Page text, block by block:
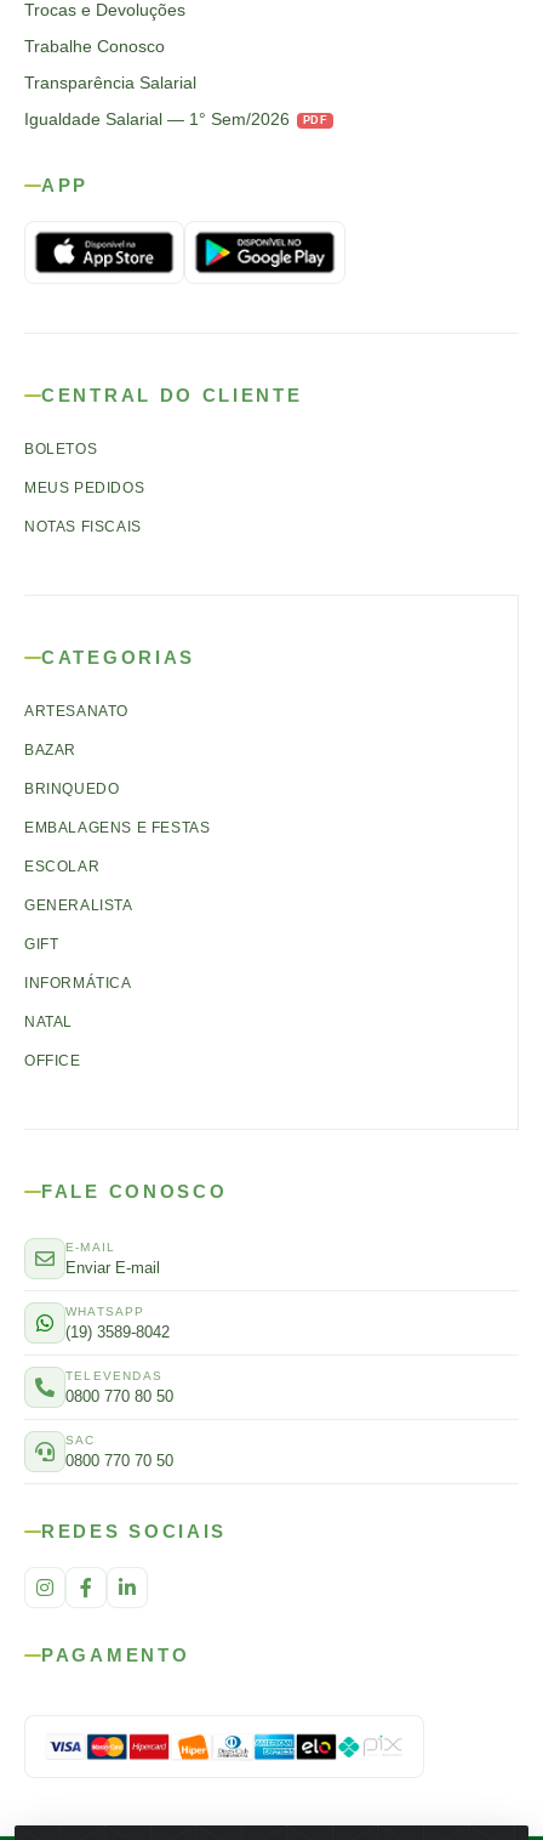
Trocas e Devoluções
Trabalhe Conosco
Transparência Salarial
Igualdade Salarial — 1° Sem/2026
PDF
APP
CENTRAL DO CLIENTE
BOLETOS
MEUS PEDIDOS
NOTAS FISCAIS
CATEGORIAS
ARTESANATO
BAZAR
BRINQUEDO
EMBALAGENS E FESTAS
ESCOLAR
GENERALISTA
GIFT
INFORMÁTICA
NATAL
OFFICE
FALE CONOSCO
E-MAIL
Enviar E-mail
WHATSAPP
(19) 3589-8042
TELEVENDAS
0800 770 80 50
SAC
0800 770 70 50
REDES SOCIAIS
PAGAMENTO